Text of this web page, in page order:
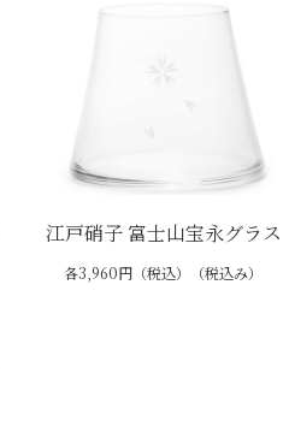
江戸硝子 富士山宝永グラス
各3,960円（税込）（税込み）